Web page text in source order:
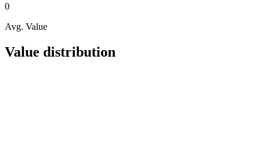
0
Avg. Value
Value distribution